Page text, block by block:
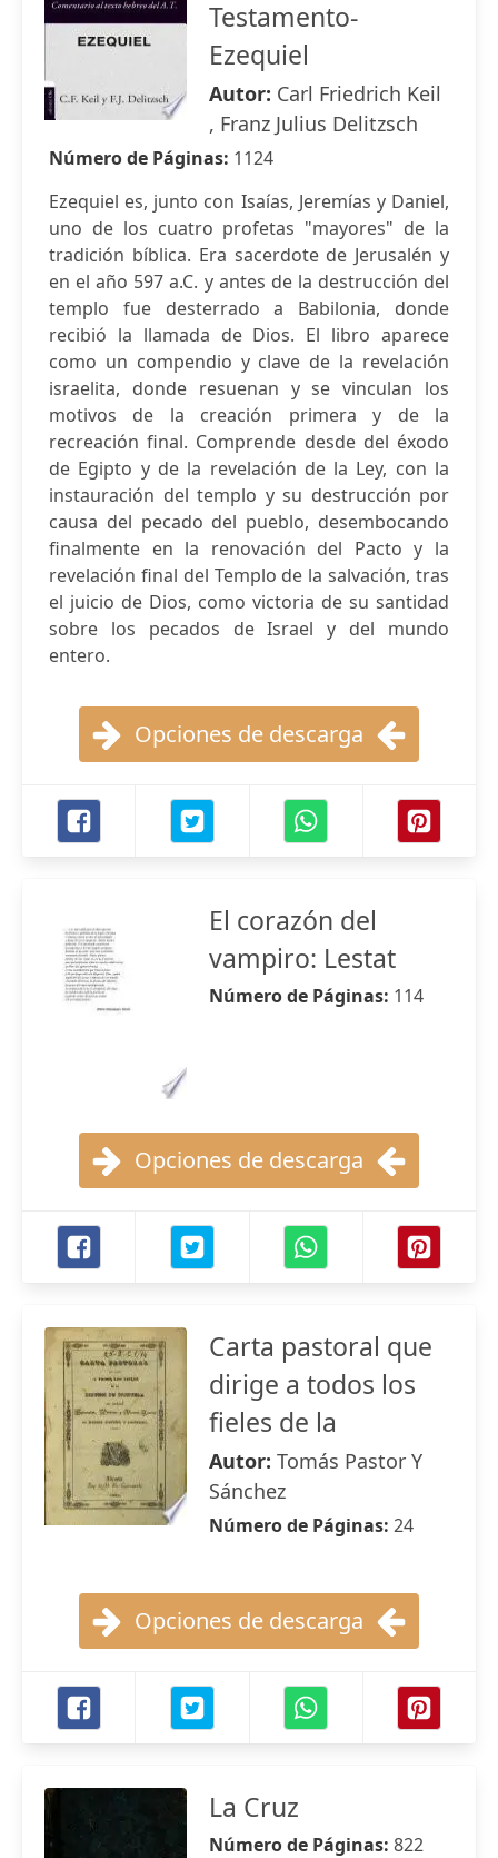
Testamento-
Ezequiel
Autor: Carl Friedrich Keil
, Franz Julius Delitzsch
Número de Páginas: 1124
Ezequiel es, junto con Isaías, Jeremías y Daniel,
uno de los cuatro profetas "mayores" de la
tradición bíblica. Era sacerdote de Jerusalén y
en el año 597 a.C. y antes de la destrucción del
templo fue desterrado a Babilonia, donde
recibió la llamada de Dios. El libro aparece
como un compendio y clave de la revelación
israelita, donde resuenan y se vinculan los
motivos de la creación primera y de la
recreación final. Comprende desde del éxodo
de Egipto y de la revelación de la Ley, con la
instauración del templo y su destrucción por
causa del pecado del pueblo, desembocando
finalmente en la renovación del Pacto y la
revelación final del Templo de la salvación, tras
el juicio de Dios, como victoria de su santidad
sobre los pecados de Israel y del mundo
entero.
Opciones de descarga
El corazón del
vampiro: Lestat
Número de Páginas: 114
Opciones de descarga
Carta pastoral que
dirige a todos los
fieles de la
Autor: Tomás Pastor Y
Sánchez
Número de Páginas: 24
Opciones de descarga
La Cruz
Número de Páginas: 822